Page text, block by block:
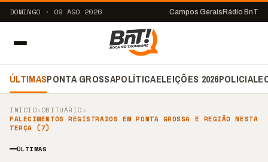
DOMINGO · 09 AGO 2026 Campos Gerais Rádio BnT
ÚLTIMASPONTA GROSSAPOLÍTICAELEIÇÕES 2026POLICIAL
INÍCIO›OBITUÁRIO ›
FALECIMENTOS REGISTRADOS EM PONTA GROSSA E REGIÃO NESTA
TERÇA (7)
ÚLTIMAS